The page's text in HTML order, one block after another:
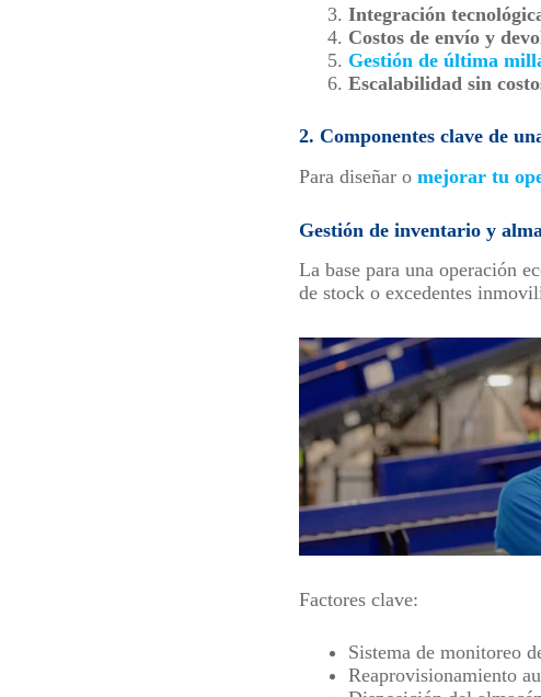
Integración
Costos de envío y
Gestión de última
Escalabilidad sin
2. Componentes clave de
Para diseñar o mejorar tu
Gestión de inventario y
La base para una operación
de stock o excedentes
Factores clave:
Sistema de monitoreo
Reaprovisionamiento